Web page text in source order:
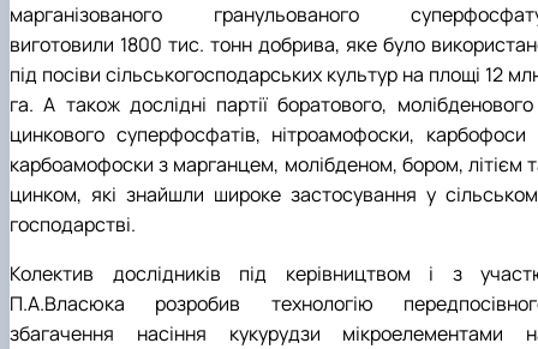
марганізованого гранульованого
виготовили 1800 тис. тонн добрива, яке було
під посіви сільськогосподарських культур на площі 12
га. А також дослідні партії боратового, молібденового
цинкового суперфосфатів, нітроамофоски, карбофоси
карбоамофоски з марганцем, молібденом, бором, літієм
цинком, які знайшли широке застосування у
господарстві.
Колектив дослідників під керівництвом і з
П.А.Власюка розробив технологію
збагачення насіння кукурудзи мікроелементами